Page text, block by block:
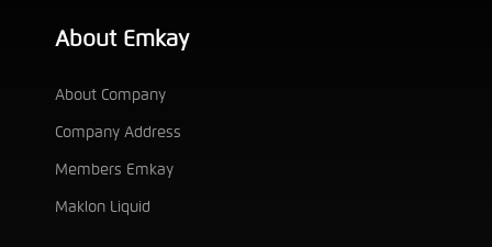
About Emkay
About Company
Company Address
Members Emkay
Maklon Liquid